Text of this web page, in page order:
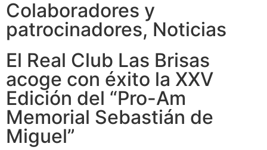
Colaboradores y
patrocinadores, Noticias
El Real Club Las Brisas
acoge con éxito la XXV
Edición del “Pro-Am
Memorial Sebastián de
Miguel”